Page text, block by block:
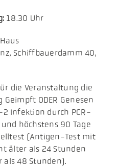
18.30 Uhr
Schiffbauerdamm 40,
die Veranstaltung die
ODER Genesen
2 Infektion durch PCR-
höchstens 90 Tage
(Antigen-Test mit
älter als 24 Stunden
als 48 Stunden).